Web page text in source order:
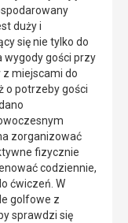
duży i
się nie tylko do
wygody gości przy
z miejscami do
o potrzeby gości
zorganizować
fizycznie
codziennie,
ćwiczeń. W
golfowe z
sprawdzi się